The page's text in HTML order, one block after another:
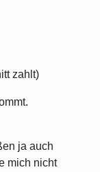
zahlt)
ja auch
mich nicht